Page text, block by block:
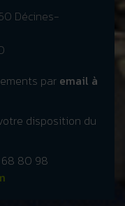
Décines-
par email à
disposition du
68 80 98